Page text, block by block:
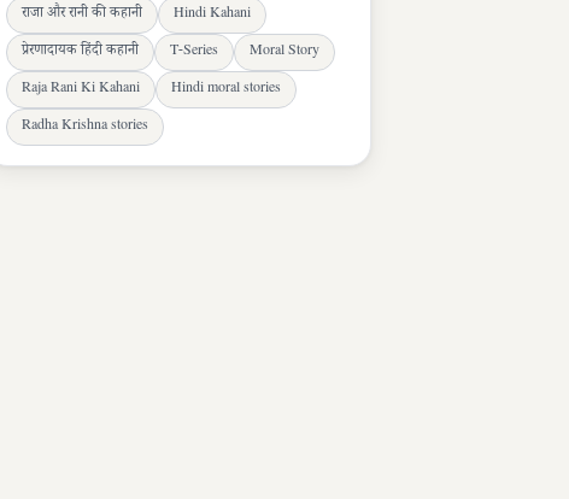
राजा और रानी की कहानी
Hindi Kahani
प्रेरणादायक हिंदी कहानी
T-Series
Moral Story
Raja Rani Ki Kahani
Hindi moral stories
Radha Krishna stories